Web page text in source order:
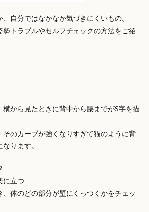
自分ではなかなか気づきにくいもの。
勢トラブルやセルフチェックの方法をご紹
横から見たときに背中から腰までがS字を描
そのカーブが強くなりすぎて猫のように背
ります。
立つ
体のどの部分が壁にくっつくかをチェッ